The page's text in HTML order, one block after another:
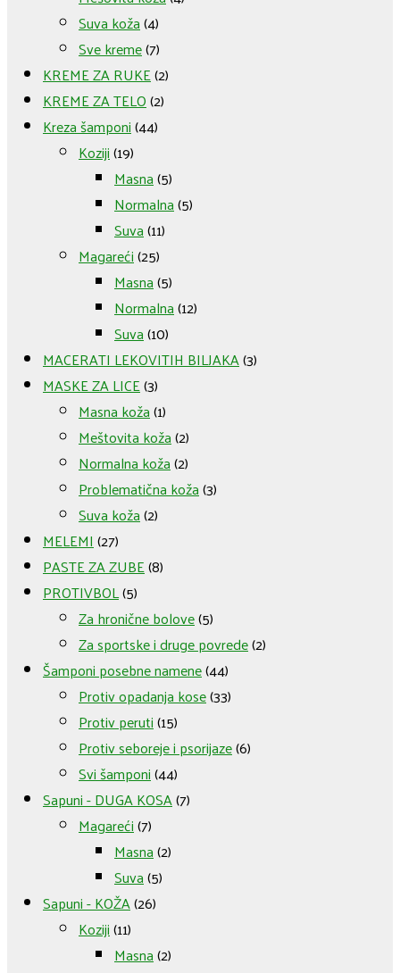
Suva koža(4)
Sve kreme(7)
KREME ZA RUKE(2)
KREME ZA TELO(2)
Kreza šamponi(44)
Koziji(19)
Masna(5)
Normalna(5)
Suva(11)
Magareći(25)
Masna(5)
Normalna(12)
Suva(10)
MACERATI LEKOVITIH BILJAKA(3)
MASKE ZA LICE(3)
Masna koža(1)
Meštovita koža(2)
Normalna koža(2)
Problematična koža(3)
Suva koža(2)
MELEMI(27)
PASTE ZA ZUBE(8)
PROTIVBOL(5)
Za hronične bolove(5)
Za sportske i druge povrede(2)
Šamponi posebne namene(44)
Protiv opadanja kose(33)
Protiv peruti(15)
Protiv seboreje i psorijaze(6)
Svi šamponi(44)
Sapuni - DUGA KOSA(7)
Magareći(7)
Masna(2)
Suva(5)
Sapuni - KOŽA(26)
Koziji(11)
Masna(2)